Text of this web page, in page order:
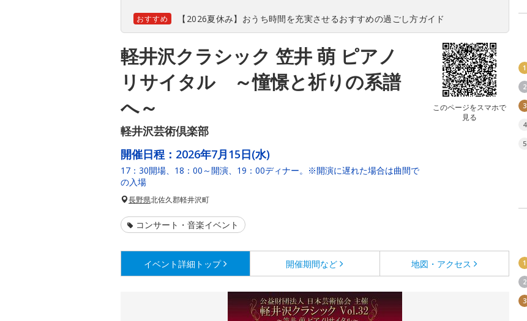
おすすめ 【2026夏休み】おうち時間を充実させるおすすめの過ごし方ガイド
軽井沢クラシック 笠井 萌 ピアノ
リサイタル ～憧憬と祈りの系譜
へ～
軽井沢芸術倶楽部
このページをスマホで
見る
開催日程： 2026年7月15日(水)
17：30開場、18：00～開演、19：00ディナー。※開演に遅れた場合は曲間で
の入場
長野県北佐久郡軽井沢町
コンサート・音楽イベント
イベント詳細 トップ 開催期間など 地図・アクセス
1
2
3
4
5
1
2
3